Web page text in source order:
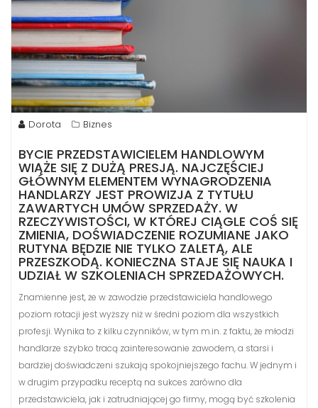
Dorota Biznes
BYCIE PRZEDSTAWICIELEM HANDLOWYM
WIĄŻE SIĘ Z DUŻĄ PRESJĄ. NAJCZĘŚCIEJ
GŁÓWNYM ELEMENTEM WYNAGRODZENIA
HANDLARZY JEST PROWIZJA Z TYTUŁU
ZAWARTYCH UMÓW SPRZEDAŻY. W
RZECZYWISTOŚCI, W KTÓREJ CIĄGLE COŚ SIĘ
ZMIENIA, DOŚWIADCZENIE ROZUMIANE JAKO
RUTYNA BĘDZIE NIE TYLKO ZALETĄ, ALE
PRZESZKODĄ. KONIECZNA STAJE SIĘ NAUKA I
UDZIAŁ W SZKOLENIACH SPRZEDAŻOWYCH.
Znamienne jest, że w zawodzie przedstawiciela handlowego
poziom rotacji jest wyższy niż w średni poziom dla wszystkich
profesji. Wynika to z kilku czynników, w tym m.in. z faktu, że młodzi
handlarze szybko tracą zainteresowanie zawodem, a starsi i
bardziej doświadczeni szukają spokojniejszego fachu. W jednym i
w drugim przypadku receptą na sukces zarówno dla
przedstawiciela, jak i zatrudniającej go firmy, mogą być szkolenia